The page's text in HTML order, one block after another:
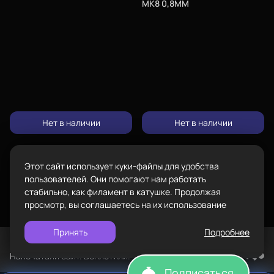
Нет в наличии
MK8 0,8ММ
Нет в наличии
BESTFILAMENT, 2026
Напечатали сайт. Воплотили. TopROI
Сопутствующие товары
Комплектующие
Подарочные сертификаты
Задать вопрос
Политика конфиденциальности
Этот сайт использует куки-файлы для удобства
пользователей. Они помогают нам работать
стабильно, как филамент в катушке. Продолжая
просмотр, вы соглашаетесь на их использование
Принять Подробнее